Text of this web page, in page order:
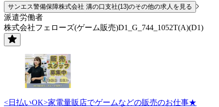
サンエス警備保障株式会社 溝の口支社(13)のその他の求人を見る
派遣労働者
株式会社フェローズ(ゲーム販売)D1_G_744_1052T(A)(D1)
<日払いOK>家電量販店でゲームなどの販売のお仕事★